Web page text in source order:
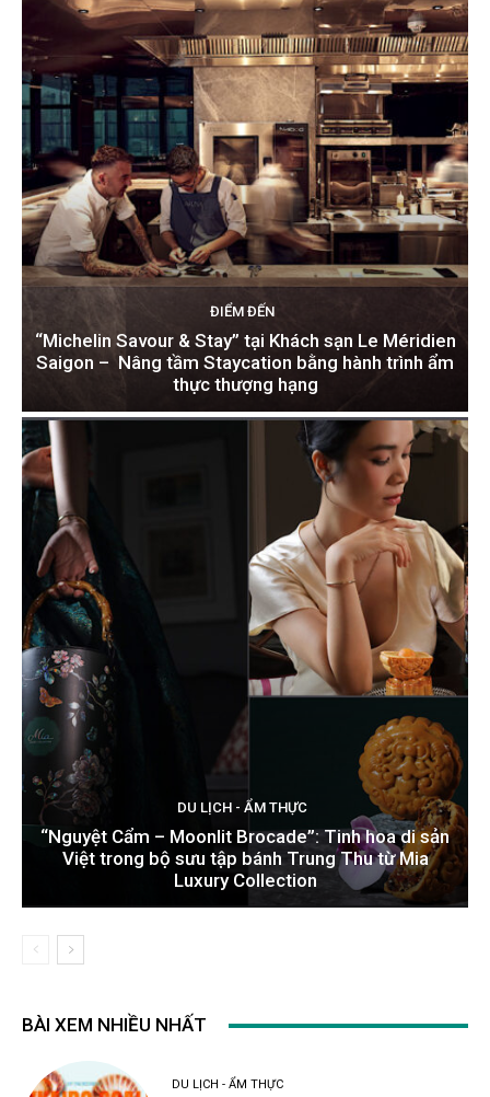
ĐIỂM ĐẾN
“Michelin Savour & Stay” tại Khách sạn Le Méridien
Saigon – Nâng tầm Staycation bằng hành trình ẩm
thực thượng hạng
DU LỊCH - ẨM THỰC
“Nguyệt Cẩm – Moonlit Brocade”: Tinh hoa di sản
Việt trong bộ sưu tập bánh Trung Thu từ Mia
Luxury Collection
BÀI XEM NHIỀU NHẤT
DU LỊCH - ẨM THỰC